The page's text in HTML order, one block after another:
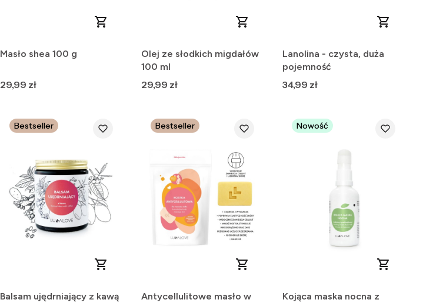
Masło shea 100 g
Cena
29,99 zł
Olej ze słodkich migdałów
100 ml
Cena
29,99 zł
Lanolina - czysta, duża
pojemność
Cena
34,99 zł
Bestseller
Balsam ujędrniający z kawą
Bestseller
Antycellulitowe masło w
Nowość
Kojąca maska nocna z